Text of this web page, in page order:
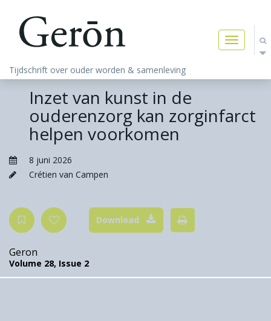
Toggle
navigation
Tijdschrift over ouder worden & samenleving
Inzet van kunst in de
ouderenzorg kan zorginfarct
helpen voorkomen
8 juni 2026
Crétien van Campen
Download
Geron
Volume 28, Issue 2